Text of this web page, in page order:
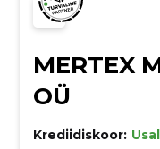
MERTEX
OÜ
Krediidiskoor: